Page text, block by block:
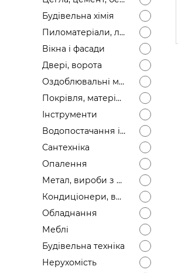
Будівельна хімія
Пиломатеріали, лісоматеріали
Вікна і фасади
Двері, ворота
Оздоблювальні матеріали
Покрівля, матеріали
Інструменти
Водопостачання і каналізація
Сантехніка
Опалення
Метал, вироби з металу
Кондиціонери, вентиляція
Обладнання
Меблі
Будівельна техніка
Нерухомість